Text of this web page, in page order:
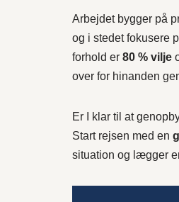
Arbejdet bygger på
og i stedet fokusere
forhold er 80 % vilje
over for hinanden
Er I klar til at
Start rejsen med en
situation og lægger